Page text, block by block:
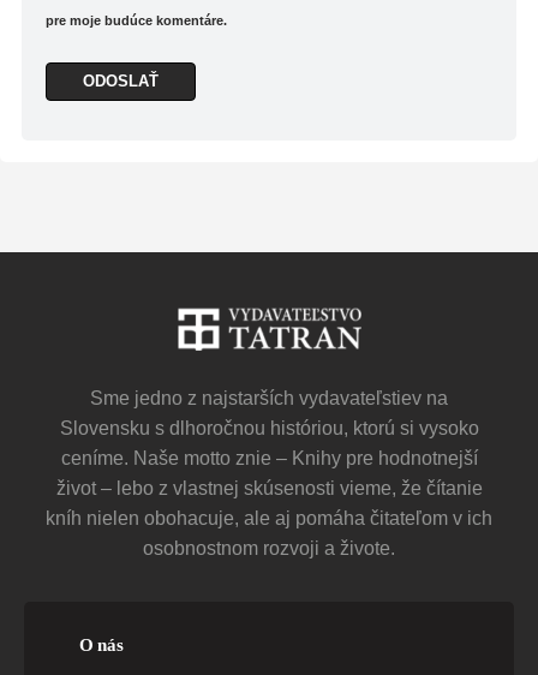
pre moje budúce komentáre.
Sme jedno z najstarších vydavateľstiev na
Slovensku s dlhoročnou históriou, ktorú si vysoko
ceníme. Naše motto znie – Knihy pre hodnotnejší
život – lebo z vlastnej skúsenosti vieme, že čítanie
kníh nielen obohacuje, ale aj pomáha čitateľom v ich
osobnostnom rozvoji a živote.
O nás